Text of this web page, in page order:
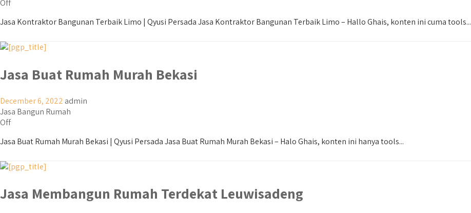
Off
Jasa Kontraktor Bangunan Terbaik Limo | Qyusi Persada Jasa Kontraktor Bangunan Terbaik Limo – Hallo Ghais, konten ini cuma tools...
Jasa Buat Rumah Murah Bekasi
December 6, 2022 admin
Jasa Bangun Rumah
Off
Jasa Buat Rumah Murah Bekasi | Qyusi Persada Jasa Buat Rumah Murah Bekasi – Halo Ghais, konten ini hanya tools...
Jasa Membangun Rumah Terdekat Leuwisadeng